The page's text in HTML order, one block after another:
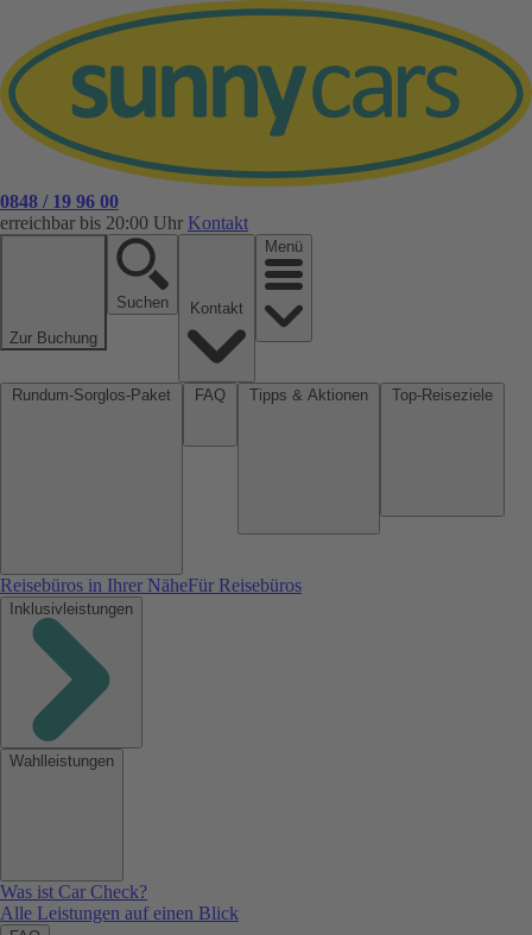
0848 / 19 96 00
erreichbar bis 20:00 Uhr Kontakt
Zur Buchung
Suchen
Menü
Reisebüros in Ihrer NäheFür Reisebüros
Inklusivleistungen
Wahlleistungen
Was ist Car Check?
Alle Leistungen auf einen Blick